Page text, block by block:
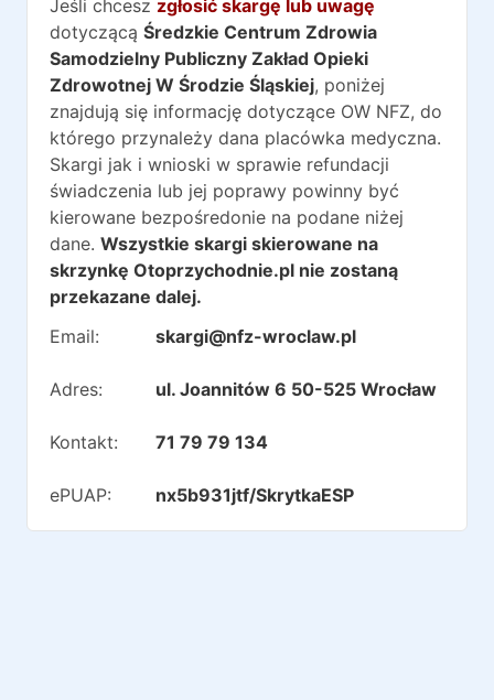
Jeśli chcesz zgłosić skargę lub uwagę
dotyczącą Średzkie Centrum Zdrowia
Samodzielny Publiczny Zakład Opieki
Zdrowotnej W Środzie Śląskiej, poniżej
znajdują się informację dotyczące OW NFZ, do
którego przynależy dana placówka medyczna.
Skargi jak i wnioski w sprawie refundacji
świadczenia lub jej poprawy powinny być
kierowane bezpośredonie na podane niżej
dane. Wszystkie skargi skierowane na
skrzynkę Otoprzychodnie.pl nie zostaną
przekazane dalej.
Email:
skargi@nfz-wroclaw.pl
Adres: ul. Joannitów 6 50-525 Wrocław
Kontakt: 71 79 79 134
ePUAP: nx5b931jtf/SkrytkaESP